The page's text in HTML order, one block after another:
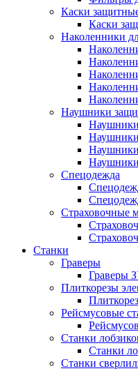
Каски
Каски
Наколенники
Наушники
Спецодежда
Страховочные
Станки
Граверы
Граверы
Плиткорезы
Рейсмусовые
Станки
Станки
Станки